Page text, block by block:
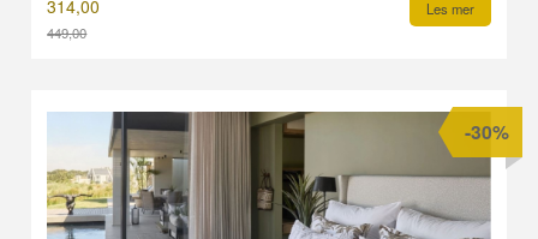
314,00
449,00
Les mer
-30%